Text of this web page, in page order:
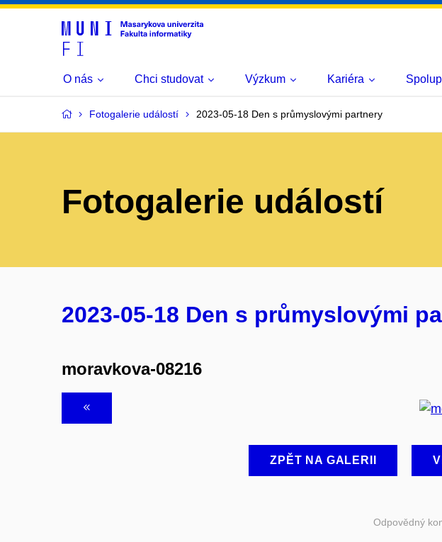
O nás Chci studovat Výzkum Kariéra
Fotogalerie událostí 2023-05-18 Den s průmyslovými partnery
Fotogalerie událostí
2023-05-18 Den s průmyslovými
moravkova-08216
ZPĚT NA GALERII
Odpovědný